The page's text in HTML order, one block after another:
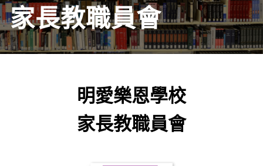
家長教職員會
明愛樂恩學校
家長教職員會